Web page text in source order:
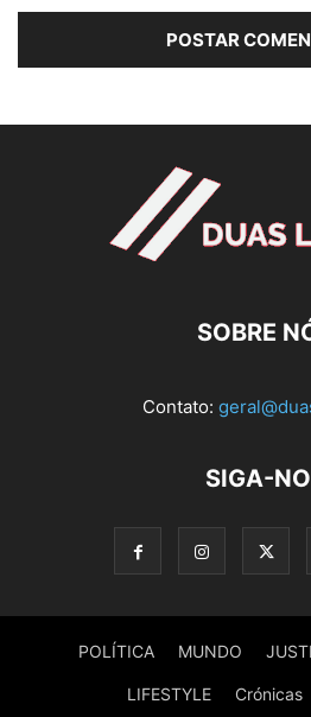
SOBRE
Contato:
SIGA-
POLÍTICA MUNDO
LIFESTYLE Crónicas